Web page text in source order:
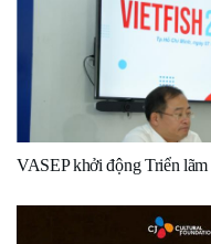
VASEP khởi động Triển